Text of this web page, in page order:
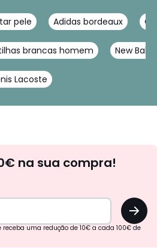
pele Adidas bordeaux
brancas homem New
Lacoste
na sua compra!
OK
uma redução de 10€ a cada 100€ de